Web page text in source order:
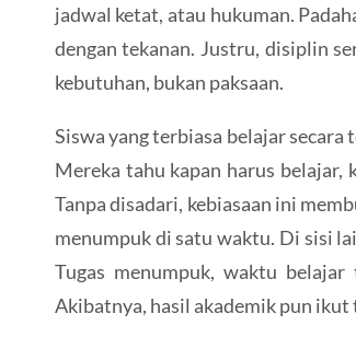
jadwal ketat, atau hukuman.
dengan tekanan. Justru, disiplin
kebutuhan, bukan paksaan.
Siswa yang terbiasa belajar
Mereka tahu kapan harus belajar,
Tanpa disadari, kebiasaan ini
menumpuk di satu waktu. Di sisi
Tugas menumpuk, waktu
Akibatnya, hasil akademik pun ikut